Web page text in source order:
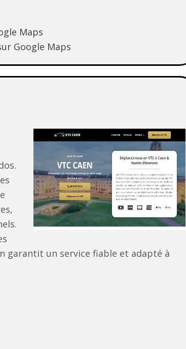
Maps
Google Maps
garantit un service fiable et adapté à